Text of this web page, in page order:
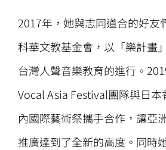
2017年，她與志同道合的好友
科華文教基金會，以「樂計畫
台灣人聲音樂教育的進行。
Vocal Asia Festival團隊與日本
內國際藝術祭攜手合作，讓亞
推廣達到了全新的高度。同時